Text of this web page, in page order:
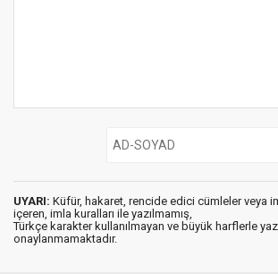
UYARI: Küfür, hakaret, rencide edici cümleler veya
içeren, imla kuralları ile yazılmamış,
Türkçe karakter kullanılmayan ve büyük harflerle
onaylanmamaktadır.